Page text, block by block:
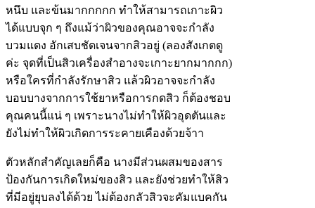
หนึบ และข้นมากกกกก ทำให้สามารถเกาะผิว
ได้แบบจุก ๆ ถึงแม้ว่าผิวของคุณอาจจะกำลัง
บวมแดง อักเสบชัดเจนจากสิวอยู่ (ลองสังเกตดู
ค่ะ จุดที่เป็นสิวเครื่องสำอางจะเกาะยากมากกก)
หรือใครที่กำลังรักษาสิว แล้วผิวอาจจะกำลัง
บอบบางจากการใช้ยาหรือการกดสิว ก็ต้องชอบ
คุณคนนี้แน่ ๆ เพราะนางไม่ทำให้ผิวอุดตันและ
ยังไม่ทำให้ผิวเกิดการระคายเคืองด้วยจ้าา
ตัวหลักสำคัญเลยก็คือ นางมีส่วนผสมของสาร
ป้องกันการเกิดใหม่ของสิว และยังช่วยทำให้สิว
ที่มีอยู่ยุบลงได้ด้วย ไม่ต้องกลัวสิวจะคัมแบคกัน